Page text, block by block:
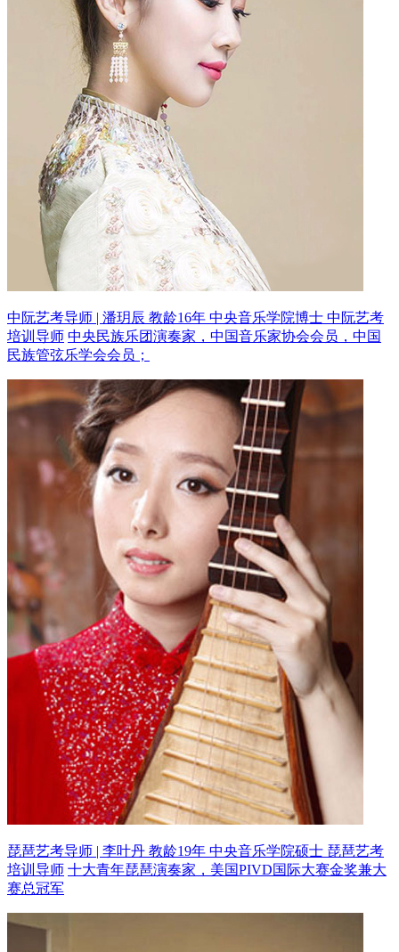
中阮艺考导师 | 潘玥辰 教龄16年 中央音乐学院博士 中阮艺考
培训导师 中央民族乐团演奏家，中国音乐家协会会员，中国
民族管弦乐学会会员；
琵琶艺考导师 | 李叶丹 教龄19年 中央音乐学院硕士 琵琶艺考
培训导师 十大青年琵琶演奏家，美国PIVD国际大赛金奖兼大
赛总冠军